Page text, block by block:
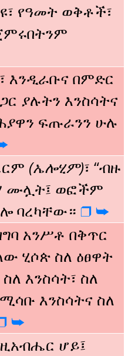
የዓመት ወቅቶች፣
እንዲራቡና በምድር
ያሉትን እንስሳትና
ፍጡራንን ሁሉ
(ኤሎሂም)፣ “ብዙ
ሙሏት፤ ወፎችም
ባረካቸው። ❒️ ➥️
አንሥቶ በቅጥር
ሂሶጵ ስለ ዕፀዋት
እንስሳት፣ ስለ
እንስሳትና ስለ
➥️
ሆይ፤